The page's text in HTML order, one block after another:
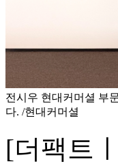
전시우 현대커머셜 부
다. /현대커머셜
[더팩트